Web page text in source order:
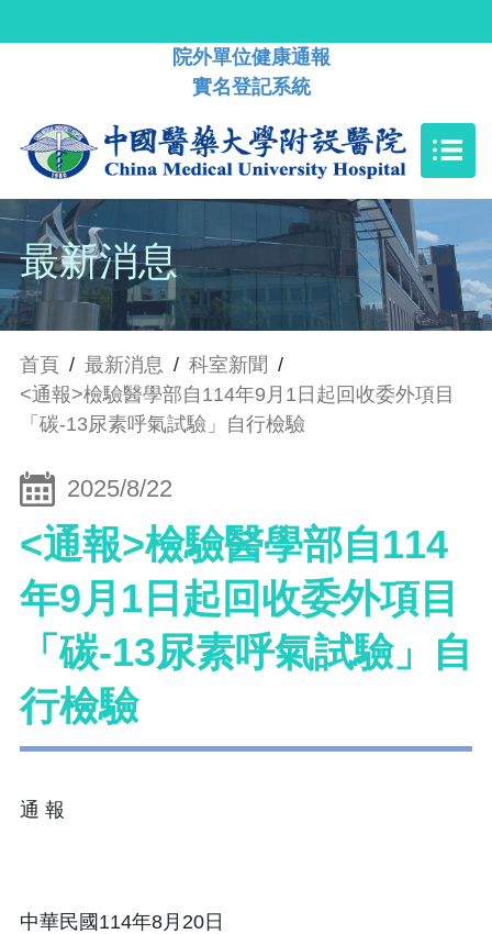
院外單位健康通報
實名登記系統
最新消息
首頁 / 最新消息 / 科室新聞 /
<通報>檢驗醫學部自114年9月1日起回收委外項目
「碳-13尿素呼氣試驗」自行檢驗
2025/8/22
<通報>檢驗醫學部自114
年9月1日起回收委外項目
「碳-13尿素呼氣試驗」自
行檢驗
通 報
中華民國114年8月20日